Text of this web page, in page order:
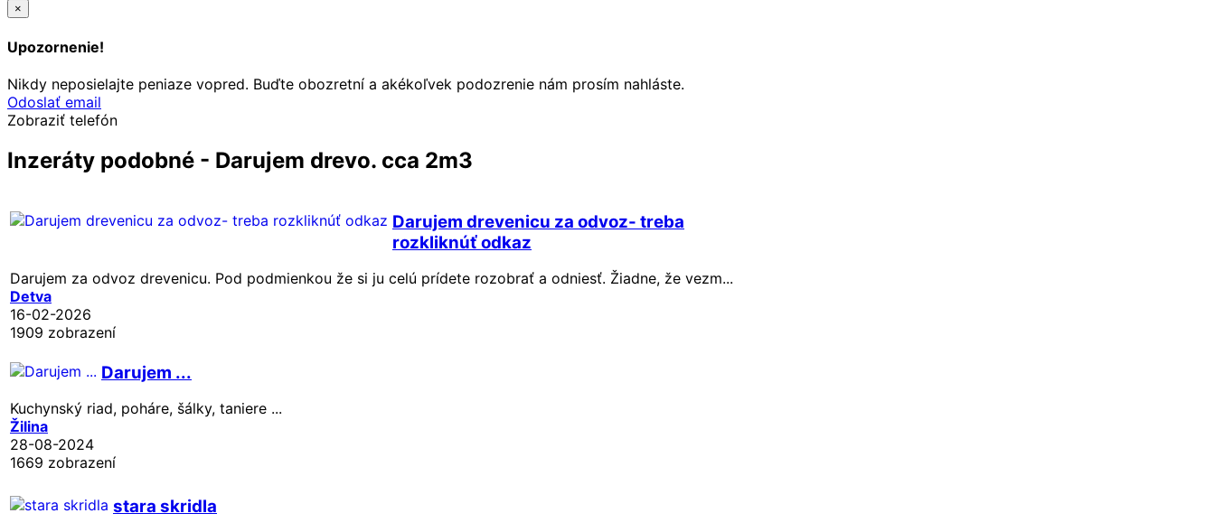
×
Upozornenie!
Nikdy neposielajte peniaze vopred. Buďte obozretní a akékoľvek podozrenie nám prosím nahláste.
Odoslať email
Zobraziť telefón
Inzeráty podobné - Darujem drevo. cca 2m3
Darujem drevenicu za odvoz- treba
rozkliknúť odkaz
Darujem za odvoz drevenicu. Pod podmienkou že si ju celú prídete rozobrať a odniesť. Žiadne, že vezm...
Detva
16-02-2026
1909 zobrazení
Darujem ...
Kuchynský riad, poháre, šálky, taniere ...
Žilina
28-08-2024
1669 zobrazení
stara skridla